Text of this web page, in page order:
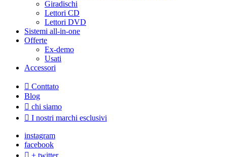
Giradischi
Lettori CD
Lettori DVD
Sistemi all-in-one
Offerte
Ex-demo
Usati
Accessori
Conttato
Blog
chi siamo
I nostri marchi esclusivi
instagram
facebook
+ twitter